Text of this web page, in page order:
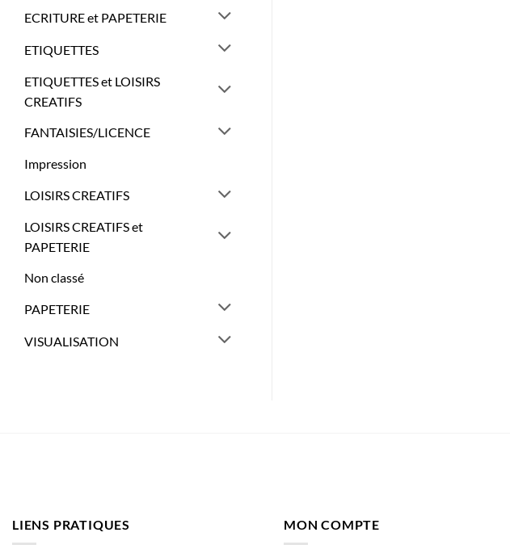
ECRITURE et PAPETERIE
ETIQUETTES
ETIQUETTES et LOISIRS
CREATIFS
FANTAISIES/LICENCE
Impression
LOISIRS CREATIFS
LOISIRS CREATIFS et
PAPETERIE
Non classé
PAPETERIE
VISUALISATION
LIENS PRATIQUES MON COMPTE